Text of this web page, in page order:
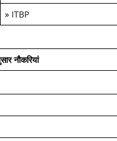
» ITBP
नौकरियां